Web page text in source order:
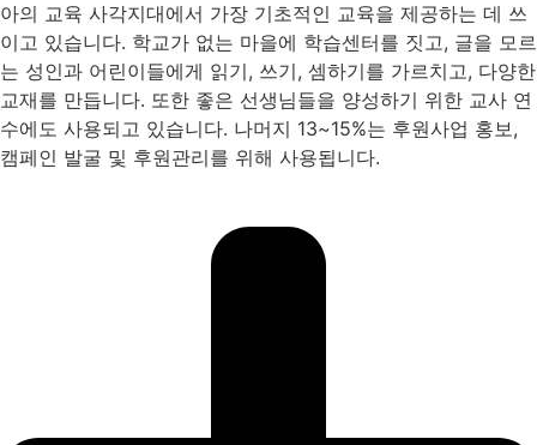
아의 교육 사각지대에서 가장 기초적인 교육을 제공하는 데 쓰
이고 있습니다. 학교가 없는 마을에 학습센터를 짓고, 글을 모르
는 성인과 어린이들에게 읽기, 쓰기, 셈하기를 가르치고, 다양한
교재를 만듭니다. 또한 좋은 선생님들을 양성하기 위한 교사 연
수에도 사용되고 있습니다. 나머지 13~15%는 후원사업 홍보,
캠페인 발굴 및 후원관리를 위해 사용됩니다.